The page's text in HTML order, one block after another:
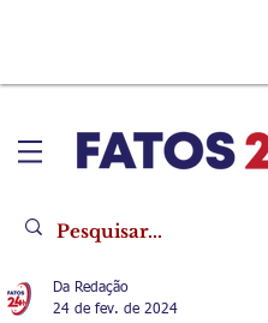
Da Redação
24 de fev. de 2024